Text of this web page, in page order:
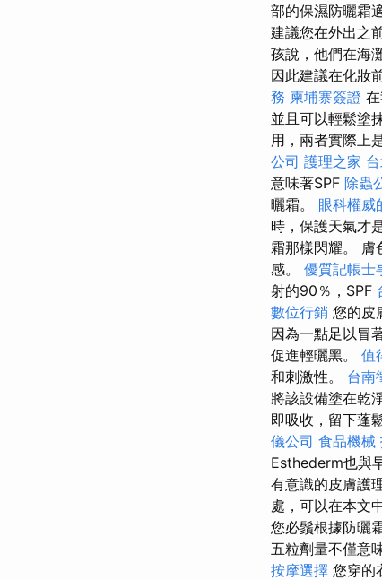
部的保濕防曬霜
建議您在外出之
孩說，他們在海
因此建議在化妝
務 柬埔寨簽證
並且可以輕鬆塗
用，兩者實際上
公司 護理之家
意味著SPF 除蟲
曬霜。 眼科權威
時，保護天氣才
霜那樣閃耀。 膚
感。 優質記帳士
射的90％，SPF
數位行銷 您的皮
因為一點足以冒
促進輕曬黑。 值
和刺激性。 台南
將該設備塗在乾
即吸收，留下蓬
儀公司 食品機械
Esthederm也與
有意識的皮膚護
處，可以在本文
您必鬚根據防曬
五粒劑量不僅意
按摩選擇 您穿的